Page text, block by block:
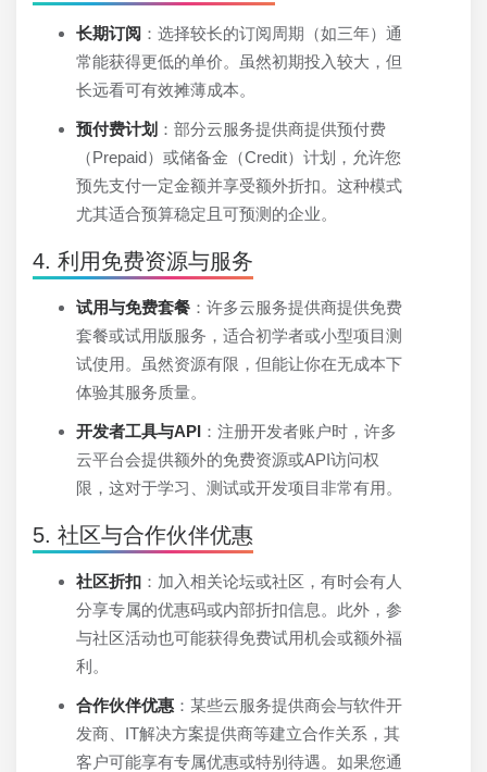
长期订阅 ：选择较长的订阅周期（如三年）通
常能获得更低的单价。虽然初期投入较大，但
长远看可有效摊薄成本。
预付费计划 ：部分云服务提供商提供预付费
（Prepaid）或储备金（Credit）计划，允许您
预先支付一定金额并享受额外折扣。这种模式
尤其适合预算稳定且可预测的企业。
4. 利用免费资源与服务
试用与免费套餐 ：许多云服务提供商提供免费
套餐或试用版服务，适合初学者或小型项目测
试使用。虽然资源有限，但能让你在无成本下
体验其服务质量。
开发者工具与API ：注册开发者账户时，许多
云平台会提供额外的免费资源或API访问权
限，这对于学习、测试或开发项目非常有用。
5. 社区与合作伙伴优惠
社区折扣 ：加入相关论坛或社区，有时会有人
分享专属的优惠码或内部折扣信息。此外，参
与社区活动也可能获得免费试用机会或额外福
利。
合作伙伴优惠 ：某些云服务提供商会与软件开
发商、IT解决方案提供商等建立合作关系，其
客户可能享有专属优惠或特别待遇。如果您通